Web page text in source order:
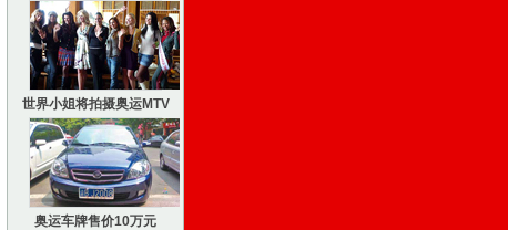
世界小姐将拍摄奥运MTV
奥运车牌售价10万元